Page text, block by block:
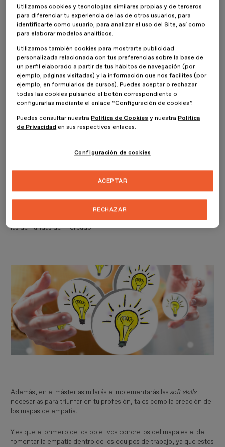
de empatía de una empresa, los equipos de trabajo pueden
comprender mejor y en mayor profundidad a su audiencia y
empatizar con ella.
¿Para qué sirve un mapa de
empatía empresarial y cuáles son
sus objetivos?
objetivos; pero se centra, sobre todo, en la generación de
soluciones que sean innovadoras y que pongan siempre al perfil
y servicios.
Si quieres profundizar más en las fases de un proyecto de diseño y
en la generación de propuestas creativas, te invitamos a inscribirte
en nuestroMáster en Diseño de Producto y Modelado Digital.
Este programa se centra en el desarrollo de habilidades de
comunicación y el manejo de software específico para la creación
de productos funcionales, estéticamente atractivos y adaptados a
las demandas del mercado.
Además, en el máster asimilarás e implementarás lassoft skills
necesarias para triunfar en tu profesión, tales como la creación de
los mapas de empatía.
Y es que el primero de los objetivos concretos del mapa es el de
fomentar la empatía dentro de los equipos de trabajo, ya que estos
Utilizamos cookies y tecnologías similares propias y de terceros
para diferenciar tu experiencia de las de otros usuarios, para
identificarte como usuario, para analizar el uso del Site, así como
para elaborar modelos analíticos.
Utilizamos también cookies para mostrarte publicidad
personalizada relacionada con tus preferencias sobre la base de
un perfil elaborado a partir de tus hábitos de navegación (por
ejemplo, páginas visitadas) y la información que nos facilites (por
ejemplo, en formularios de cursos). Puedes aceptar o rechazar
todas las cookies pulsando el botón correspondiente o
configurarlas mediante el enlace “Configuración de cookies”.
Puedes consultar nuestra Política de Cookies y nuestra Política
de Privacidad en sus respectivos enlaces.
Configuración de cookies
RECHAZAR
ACEPTAR